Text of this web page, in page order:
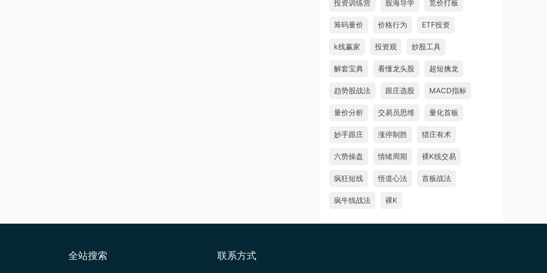
投资训练营 股海导学 竞价打板
筹码量价 价格行为 ETF投资
k线赢家 投资观 炒股工具
解套宝典 看懂龙头股 超短擒龙
趋势股战法 跟庄选股 MACD指标
量价分析 交易员思维 量化首板
妙手跟庄 涨停制胜 猎庄有术
六势操盘 情绪周期 裸K线交易
疯狂短线 悟道心法 首板战法
疯牛线战法 裸K
全站搜索 联系方式